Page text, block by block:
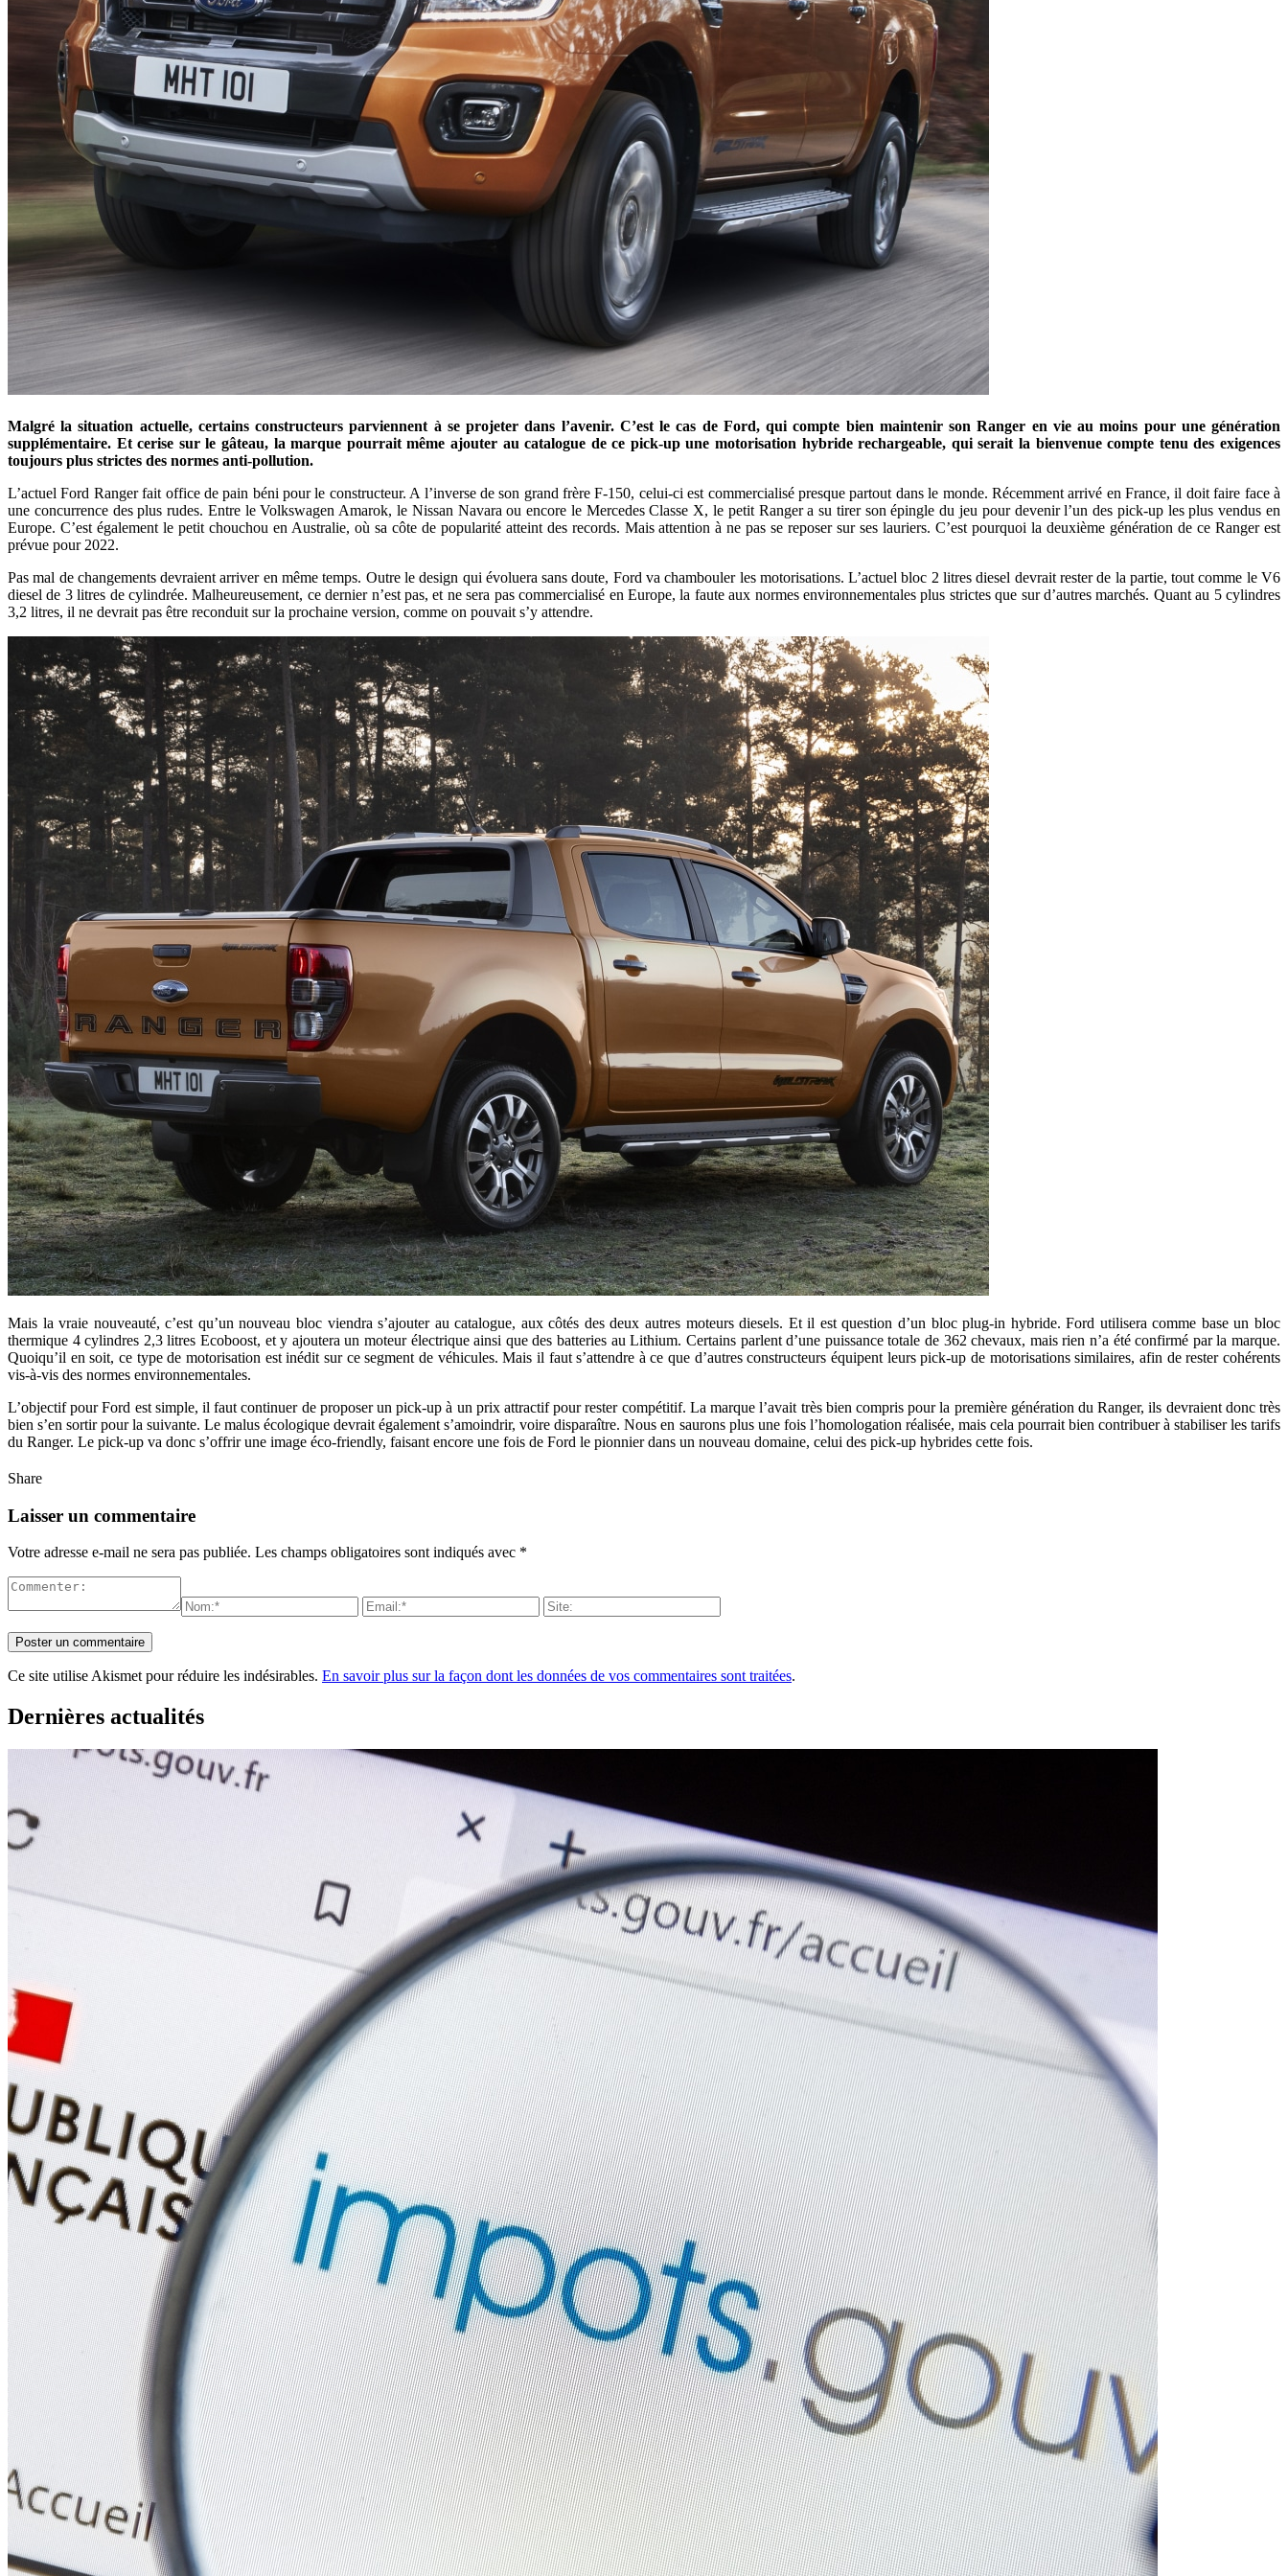
Malgré la situation actuelle, certains constructeurs parviennent à se projeter dans l’avenir. C’est le cas de Ford, qui compte bien maintenir son Ranger en vie au moins pour une génération
supplémentaire. Et cerise sur le gâteau, la marque pourrait même ajouter au catalogue de ce pick-up une motorisation hybride rechargeable, qui serait la bienvenue compte tenu des exigences
toujours plus strictes des normes anti-pollution.
L’actuel Ford Ranger fait office de pain béni pour le constructeur. A l’inverse de son grand frère F-150, celui-ci est commercialisé presque partout dans le monde. Récemment arrivé en France, il doit faire face à
une concurrence des plus rudes. Entre le Volkswagen Amarok, le Nissan Navara ou encore le Mercedes Classe X, le petit Ranger a su tirer son épingle du jeu pour devenir l’un des pick-up les plus vendus en
Europe. C’est également le petit chouchou en Australie, où sa côte de popularité atteint des records. Mais attention à ne pas se reposer sur ses lauriers. C’est pourquoi la deuxième génération de ce Ranger est
prévue pour 2022.
Pas mal de changements devraient arriver en même temps. Outre le design qui évoluera sans doute, Ford va chambouler les motorisations. L’actuel bloc 2 litres diesel devrait rester de la partie, tout comme le V6
diesel de 3 litres de cylindrée. Malheureusement, ce dernier n’est pas, et ne sera pas commercialisé en Europe, la faute aux normes environnementales plus strictes que sur d’autres marchés. Quant au 5 cylindres
3,2 litres, il ne devrait pas être reconduit sur la prochaine version, comme on pouvait s’y attendre.
Mais la vraie nouveauté, c’est qu’un nouveau bloc viendra s’ajouter au catalogue, aux côtés des deux autres moteurs diesels. Et il est question d’un bloc plug-in hybride. Ford utilisera comme base un bloc
thermique 4 cylindres 2,3 litres Ecoboost, et y ajoutera un moteur électrique ainsi que des batteries au Lithium. Certains parlent d’une puissance totale de 362 chevaux, mais rien n’a été confirmé par la marque.
Quoiqu’il en soit, ce type de motorisation est inédit sur ce segment de véhicules. Mais il faut s’attendre à ce que d’autres constructeurs équipent leurs pick-up de motorisations similaires, afin de rester cohérents
vis-à-vis des normes environnementales.
L’objectif pour Ford est simple, il faut continuer de proposer un pick-up à un prix attractif pour rester compétitif. La marque l’avait très bien compris pour la première génération du Ranger, ils devraient donc très
bien s’en sortir pour la suivante. Le malus écologique devrait également s’amoindrir, voire disparaître. Nous en saurons plus une fois l’homologation réalisée, mais cela pourrait bien contribuer à stabiliser les tarifs
du Ranger. Le pick-up va donc s’offrir une image éco-friendly, faisant encore une fois de Ford le pionnier dans un nouveau domaine, celui des pick-up hybrides cette fois.
Share
Laisser un commentaire
Votre adresse e-mail ne sera pas publiée. Les champs obligatoires sont indiqués avec *
Ce site utilise Akismet pour réduire les indésirables. En savoir plus sur la façon dont les données de vos commentaires sont traitées.
Dernières actualités